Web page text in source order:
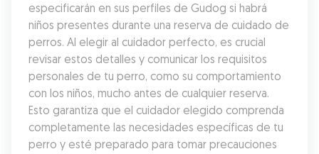
especificarán en sus perfiles de Gudog si habrá
niños presentes durante una reserva de cuidado de
perros. Al elegir al cuidador perfecto, es crucial
revisar estos detalles y comunicar los requisitos
personales de tu perro, como su comportamiento
con los niños, mucho antes de cualquier reserva.
Esto garantiza que el cuidador elegido comprenda
completamente las necesidades específicas de tu
perro y esté preparado para tomar precauciones